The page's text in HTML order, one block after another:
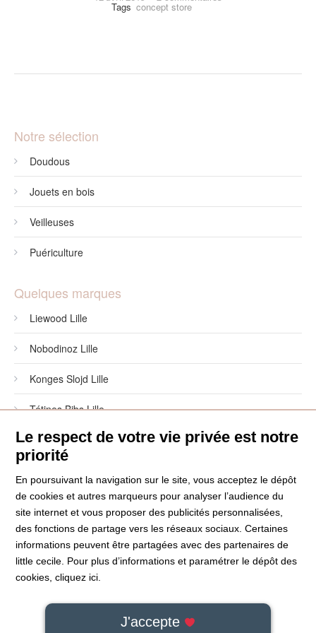
Tags concept store
Notre sélection
Doudous
Jouets en bois
Veilleuses
Puériculture
Quelques marques
Liewood Lille
Nobodinoz Lille
Konges Slojd Lille
Tétines Bibs Lille
Liens utiles
Boutique bébé
Quel cadeau de naissance offrir ?
Idées de cadeau de naissance
Liste de naissance
Le respect de votre vie privée est notre
priorité
En poursuivant la navigation sur le site, vous acceptez le dépôt
de cookies et autres marqueurs pour analyser l’audience du
site internet et vous proposer des publicités personnalisées,
des fonctions de partage vers les réseaux sociaux. Certaines
informations peuvent être partagées avec des partenaires de
little cecile. Pour plus d’informations et paramétrer le dépôt des
cookies,cliquez ici
J'accepte